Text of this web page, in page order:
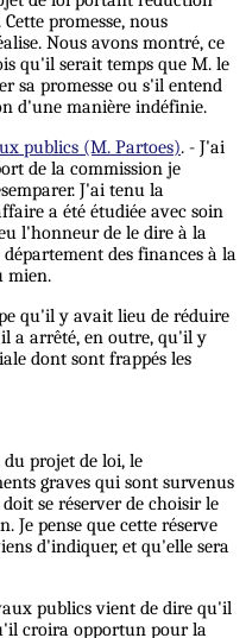
promesse, nous
Nous avons montré, ce
qu'il serait temps que M. le
sa promesse ou s'il entend
d'une manière indéfinie.
publics (M. Partoes). - J'ai
de la commission je
J'ai tenu la
a été étudiée avec soin
l'honneur de le dire à la
des finances à la
mien.
qu'il y avait lieu de réduire
il a arrêté, en outre, qu'il y
dont sont frappés les
projet de loi, le
graves qui sont survenus
se réserver de choisir le
pense que cette réserve
d'indiquer, et qu'elle sera
publics vient de dire qu'il
croira opportun pour la